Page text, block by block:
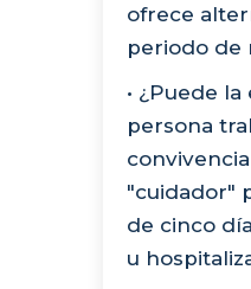
ofrece
periodo de
• ¿Puede
persona
"cuidador"
de cinco
u